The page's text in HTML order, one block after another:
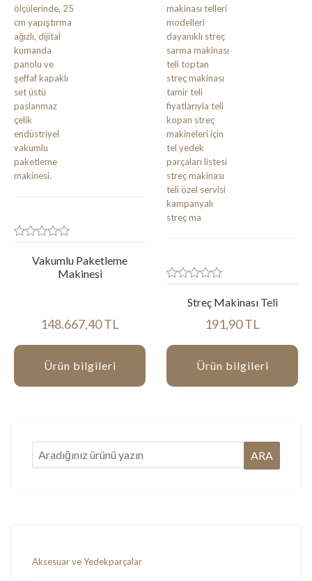
Vakumlu Paketleme
Makinesi
148.667,40 TL
Ürün bilgileri
Streç Makinası Teli
191,90 TL
Ürün bilgileri
Aksesuar ve Yedekparçalar